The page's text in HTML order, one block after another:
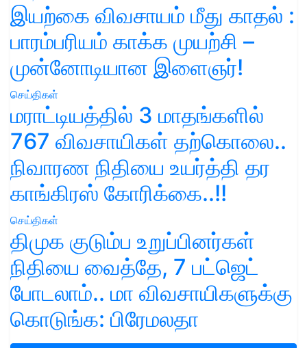
இயற்கை விவசாயம் மீது காதல் :
பாரம்பரியம் காக்க முயற்சி –
முன்னோடியான இளைஞர்!
செய்திகள்
மராட்டியத்தில் 3 மாதங்களில்
767 விவசாயிகள் தற்கொலை..
நிவாரண நிதியை உயர்த்தி தர
காங்கிரஸ் கோரிக்கை..!!
செய்திகள்
திமுக குடும்ப உறுப்பினர்கள்
நிதியை வைத்தே, 7 பட்ஜெட்
போடலாம்.. மா விவசாயிகளுக்கு
கொடுங்க: பிரேமலதா